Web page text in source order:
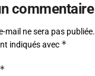
commentaire
mail ne sera pas publiée.
indiqués avec *
*